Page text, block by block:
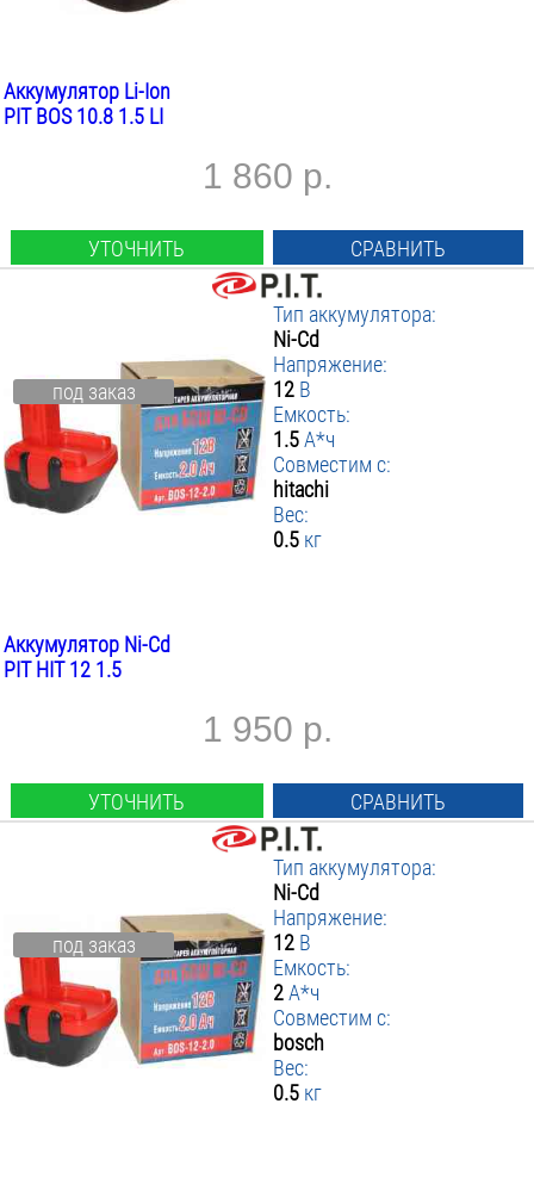
Аккумулятор Li-Ion
PIT BOS 10.8 1.5 LI
1 860 р.
УТОЧНИТЬ СРАВНИТЬ
под заказ
Тип аккумулятора:
Ni-Cd
Напряжение:
12 В
Емкость:
1.5А*ч
Совместим с:
hitachi
Вес:
0.5 кг
Аккумулятор Ni-Cd
PIT HIT 12 1.5
1 950 р.
УТОЧНИТЬ СРАВНИТЬ
под заказ
Тип аккумулятора:
Ni-Cd
Напряжение:
12 В
Емкость:
2А*ч
Совместим с:
bosch
Вес:
0.5 кг